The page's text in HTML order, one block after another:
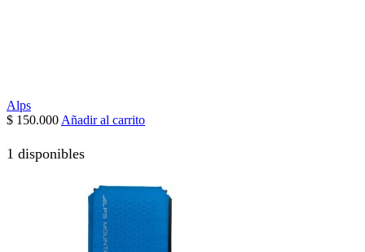
Alps
$ 150.000 Añadir al carrito
1 disponibles